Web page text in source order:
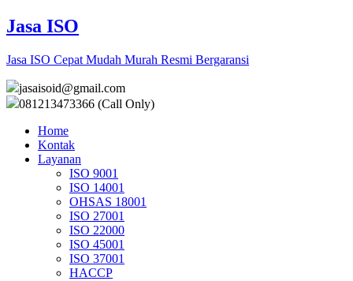
Jasa ISO
Jasa ISO Cepat Mudah Murah Resmi Bergaransi
jasaisoid@gmail.com
081213473366 (Call Only)
Home
Kontak
Layanan
ISO 9001
ISO 14001
OHSAS 18001
ISO 27001
ISO 22000
ISO 45001
ISO 37001
HACCP